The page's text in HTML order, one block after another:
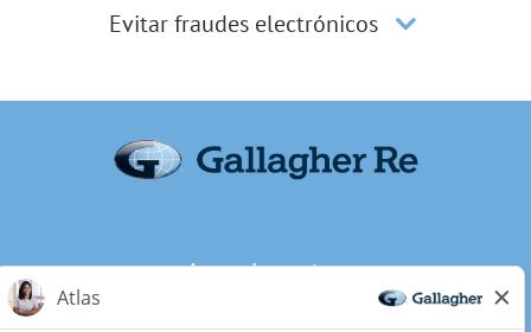
Evitar fraudes electrónicos
Acerca de nosotros
Privacidad de los candidatos